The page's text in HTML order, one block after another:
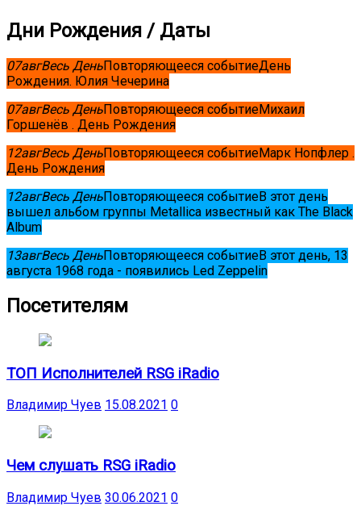
Дни Рождения / Даты
07авгВесь ДеньПовторяющееся событиеДень
Рождения. Юлия Чечерина
07авгВесь ДеньПовторяющееся событиеМихаил
Горшенёв . День Рождения
12авгВесь ДеньПовторяющееся событиеМарк Нопфлер .
День Рождения
12авгВесь ДеньПовторяющееся событиеВ этот день
вышел альбом группы Metallica известный как The Black
Album
13авгВесь ДеньПовторяющееся событиеВ этот день, 13
августа 1968 года - появились Led Zeppelin
Посетителям
ТОП Исполнителей RSG iRadio
Владимир Чуев 15.08.2021 0
Чем слушать RSG iRadio
Владимир Чуев 30.06.2021 0